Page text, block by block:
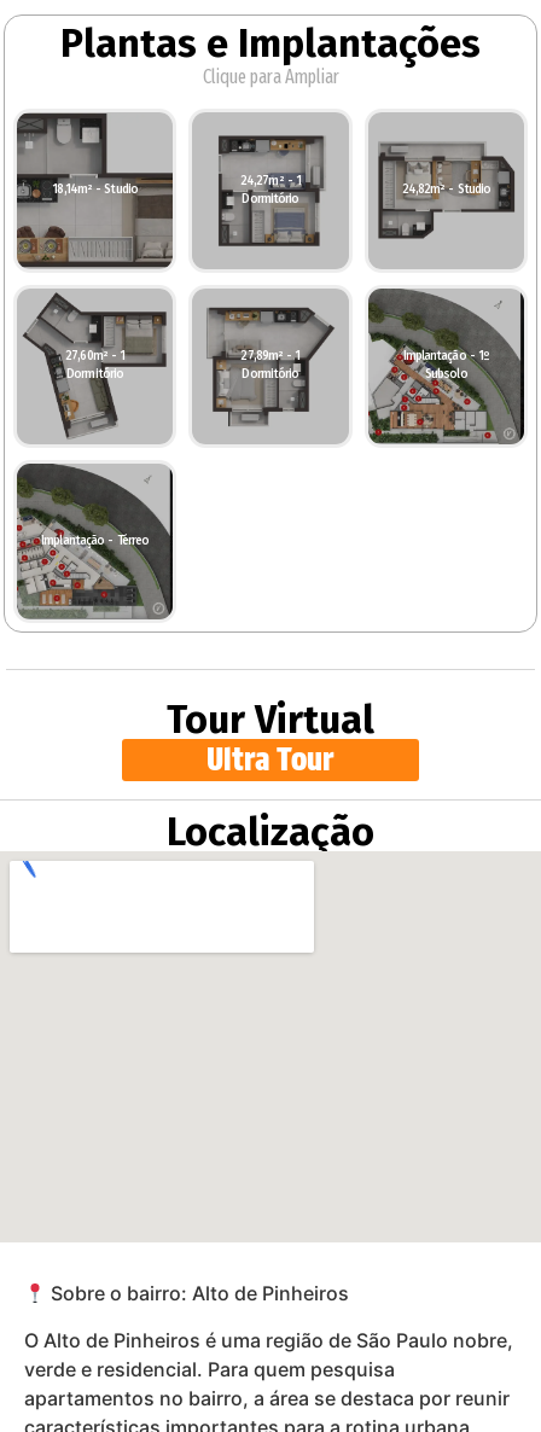
Plantas e Implantações
Clique para Ampliar
18,14m² - Studio
24,27m² - 1
Dormitório
24,82m² - Studio
27,60m² - 1
Dormitório
27,89m² - 1
Dormitório
Implantação - 1º
Subsolo
Implantação - Térreo
Tour Virtual
Ultra Tour
Localização
Sobre o bairro: Alto de Pinheiros
O Alto de Pinheiros é uma região de São Paulo nobre,
verde e residencial. Para quem pesquisa
apartamentos no bairro, a área se destaca por reunir
características importantes para a rotina urbana,